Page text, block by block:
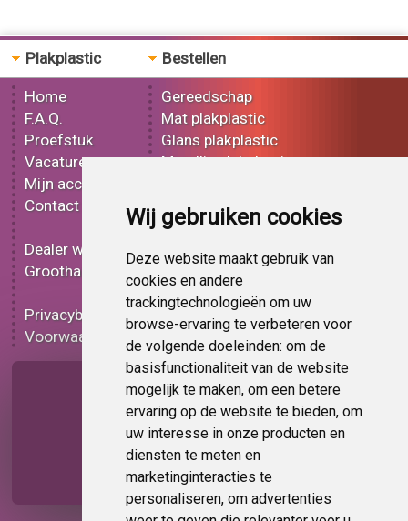
Wij gebruiken cookies
Deze website maakt gebruik van
cookies en andere
trackingtechnologieën om uw
browse-ervaring te verbeteren voor
de volgende doeleinden: om de
basisfunctionaliteit van de website
mogelijk te maken, om een betere
ervaring op de website te bieden, om
uw interesse in onze producten en
diensten te meten en
marketinginteracties te
personaliseren, om advertenties
Plakplastic
Home
F.A.Q.
Proefstuk
Vacatures
Mijn account
Contact
Dealer worden
Groothandel
Privacybeleid
Voorwaarden
Bestellen
Gereedschap
Mat plakplastic
Glans plakplastic
Metallic plakplastic
Effect plakplastic
Bedrukt plakplastic
Carbon plakplastic
Lampen folie
Functionele folie
Plakplastic korting
Op bestelling
Pagina delen